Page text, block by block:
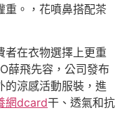
重。，花噴鼻搭配茶
者在衣物選擇上更重
薛飛先容，公司發布
的涼感活動服裝，進
網dcard干、透氣和抗